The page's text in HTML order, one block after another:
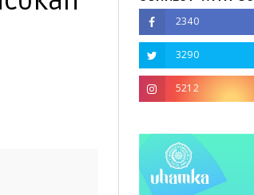
2340
3290
5212